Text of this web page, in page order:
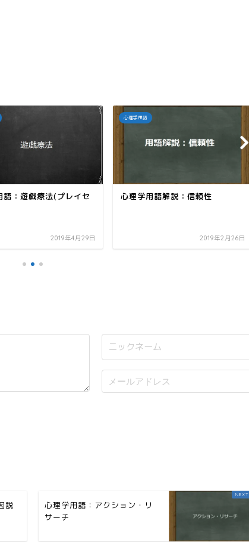
語：遊戯療法(プレイセ
2019年4月29日
心理学用語
心理学用語解説：信頼性
2019年2月26日
説
心理学用語：アクション・リ
サーチ